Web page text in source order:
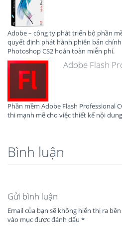
Adobe – công ty phát triển bộ phần
quyết định phát hành phiên bản
Photoshop CS2 hoàn toàn miễn phí.
Adobe Flash
Phần mềm Adobe Flash Professional
thi mạnh mẽ cho việc thiết kế nội
Bình luận
Gửi bình luận
Email của bạn sẽ không hiển thị ra
vào mục được đánh dấu *